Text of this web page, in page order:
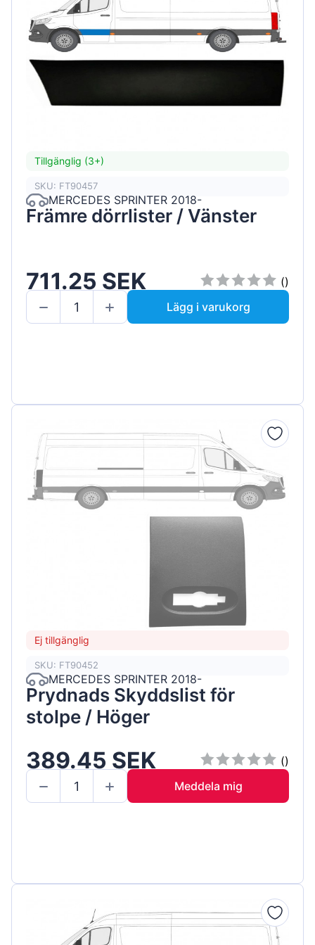
Tillgänglig (3+)
SKU: FT90457
MERCEDES SPRINTER 2018-
Främre dörrlister / Vänster
711.25 SEK
()
Lägg i varukorg
Ej tillgänglig
SKU: FT90452
MERCEDES SPRINTER 2018-
Prydnads Skyddslist för
stolpe / Höger
389.45 SEK
()
Meddela mig